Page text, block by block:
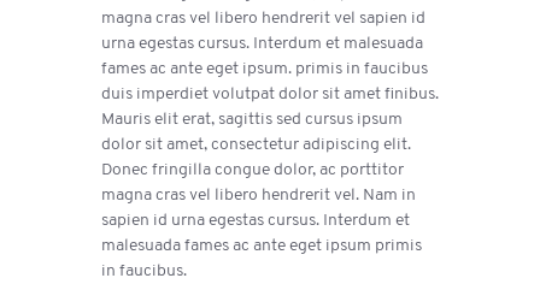
magna cras vel libero hendrerit vel sapien id
urna egestas cursus. Interdum et malesuada
fames ac ante eget ipsum. primis in faucibus
duis imperdiet volutpat dolor sit amet finibus.
Mauris elit erat, sagittis sed cursus ipsum
dolor sit amet, consectetur adipiscing elit.
Donec fringilla congue dolor, ac porttitor
magna cras vel libero hendrerit vel. Nam in
sapien id urna egestas cursus. Interdum et
malesuada fames ac ante eget ipsum primis
in faucibus.